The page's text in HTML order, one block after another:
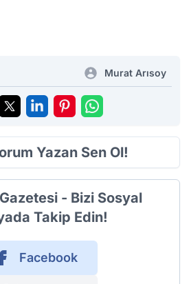
Murat Arısoy
Yazan Sen Ol!
- Bizi Sosyal
Takip Edin!
Facebook